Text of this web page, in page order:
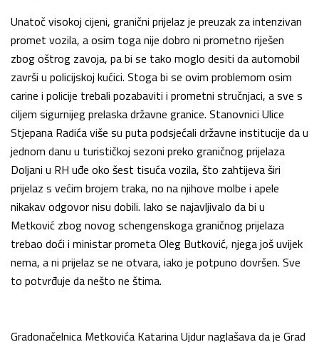
Unatoč visokoj cijeni, granični prijelaz je preuzak za intenzivan
promet vozila, a osim toga nije dobro ni prometno riješen
zbog oštrog zavoja, pa bi se tako moglo desiti da automobil
završi u policijskoj kućici. Stoga bi se ovim problemom osim
carine i policije trebali pozabaviti i prometni stručnjaci, a sve s
ciljem sigurnijeg prelaska državne granice. Stanovnici Ulice
Stjepana Radića više su puta podsjećali državne institucije da u
jednom danu u turističkoj sezoni preko graničnog prijelaza
Doljani u RH uđe oko šest tisuća vozila, što zahtijeva širi
prijelaz s većim brojem traka, no na njihove molbe i apele
nikakav odgovor nisu dobili. Iako se najavljivalo da bi u
Metković zbog novog schengenskoga graničnog prijelaza
trebao doći i ministar prometa Oleg Butković, njega još uvijek
nema, a ni prijelaz se ne otvara, iako je potpuno dovršen. Sve
to potvrđuje da nešto ne štima.
Gradonačelnica Metkovića Katarina Ujdur naglašava da je Grad